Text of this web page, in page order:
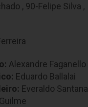
, 90-Felipe Silva ,
Alexandre Faganello
Eduardo Ballalai
Everaldo Santana